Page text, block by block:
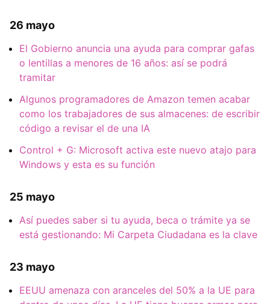
26 mayo
El Gobierno anuncia una ayuda para comprar gafas
o lentillas a menores de 16 años: así se podrá
tramitar
Algunos programadores de Amazon temen acabar
como los trabajadores de sus almacenes: de escribir
código a revisar el de una IA
Control + G: Microsoft activa este nuevo atajo para
Windows y esta es su función
25 mayo
Así puedes saber si tu ayuda, beca o trámite ya se
está gestionando: Mi Carpeta Ciudadana es la clave
23 mayo
EEUU amenaza con aranceles del 50% a la UE para